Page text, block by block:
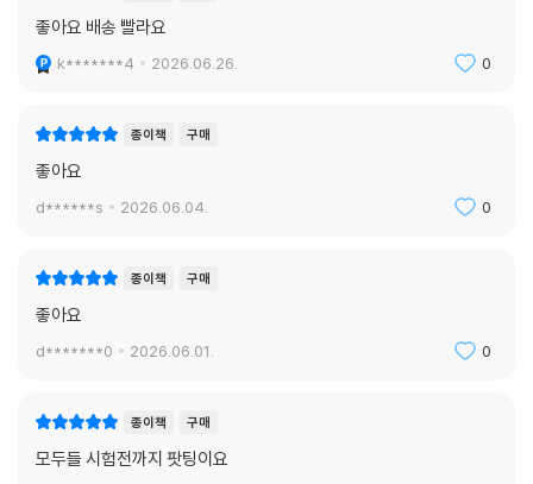
좋아요 배송 빨라요
k*******4 2026.06.26. 0
종이책 구매
좋아요
d******s 2026.06.04. 0
종이책 구매
좋아요
d*******0 2026.06.01. 0
종이책 구매
모두들 시험전까지 팟팅이요